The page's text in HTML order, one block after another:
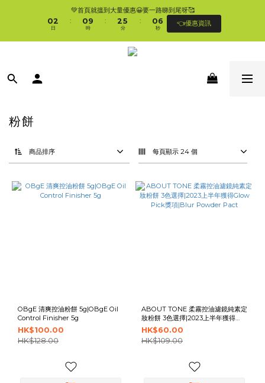
🛍香港購物滿$250免順豐自提櫃🚛 | 香港滿$350/澳門滿$499即免運費直接送上門
💚首頁就搵到大量優惠😀要一路睇到尾呀🥰
02
1
0
日
:
1
09
8
7
時
:
3
2
1
0
6
5
4
3
分
:
1
0
7
6
5
4
秒
👈優惠資訊
🛍香港購物滿$250免順豐自提櫃🚛 | 香港滿$350/澳門滿$499即免運費直接送上門
粉餅
商品排序 每頁顯示 24 個
OBgE 清爽控油粉餅 5g|OBgE Oil
Control Finisher 5g
HK$100.00
HK$128.00
ABOUT TONE 柔霧控油濾鏡純素定
妝粉餅 3色選擇|2023上半年獲得
Glow Pick獎項|Blur Powder Pact
HK$60.00
HK$109.00